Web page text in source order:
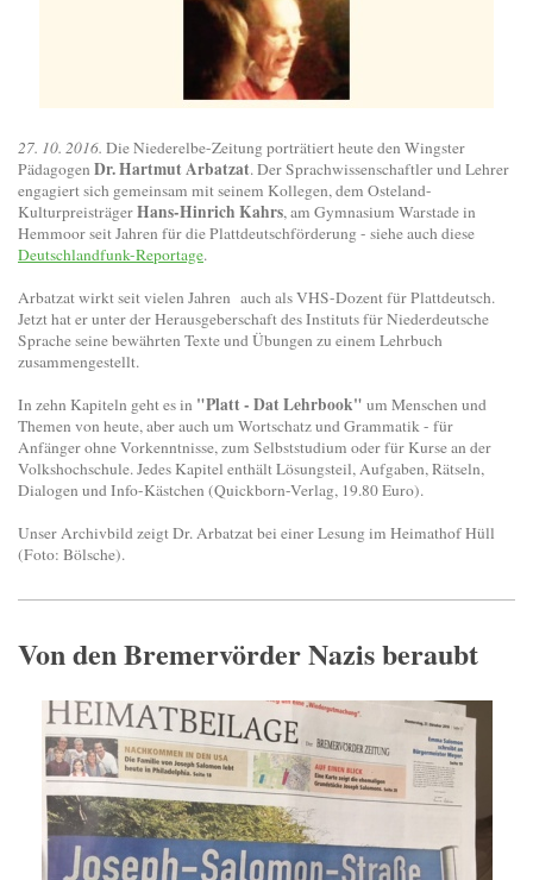
27. 10. 2016. Die Niederelbe-Zeitung porträtiert heute den Wingster
Pädagogen Dr. Hartmut Arbatzat. Der Sprachwissenschaftler und Lehrer
engagiert sich gemeinsam mit seinem Kollegen, dem Osteland-
KulturpreisträgerHans-Hinrich Kahrs, am Gymnasium Warstade in
Hemmoor seit Jahren für die Plattdeutschförderung - siehe auch diese
Deutschlandfunk-Reportage.
Arbatzat wirkt seit vielen Jahren auch als VHS-Dozent für Plattdeutsch.
Jetzt hat er unter der Herausgeberschaft des Instituts für Niederdeutsche
Sprache seine bewährten Texte und Übungen zu einem Lehrbuch
zusammengestellt.
In zehn Kapiteln geht es in "Platt - Dat Lehrbook" um Menschen und
Themen von heute, aber auch um Wortschatz und Grammatik - für
Anfänger ohne Vorkenntnisse, zum Selbststudium oder für Kurse an der
Volkshochschule. Jedes Kapitel enthält Lösungsteil, Aufgaben, Rätseln,
Dialogen und Info-Kästchen (Quickborn-Verlag, 19.80 Euro).
Unser Archivbild zeigt Dr. Arbatzat bei einer Lesung im Heimathof Hüll
(Foto: Bölsche).
Von den Bremervörder Nazis beraubt